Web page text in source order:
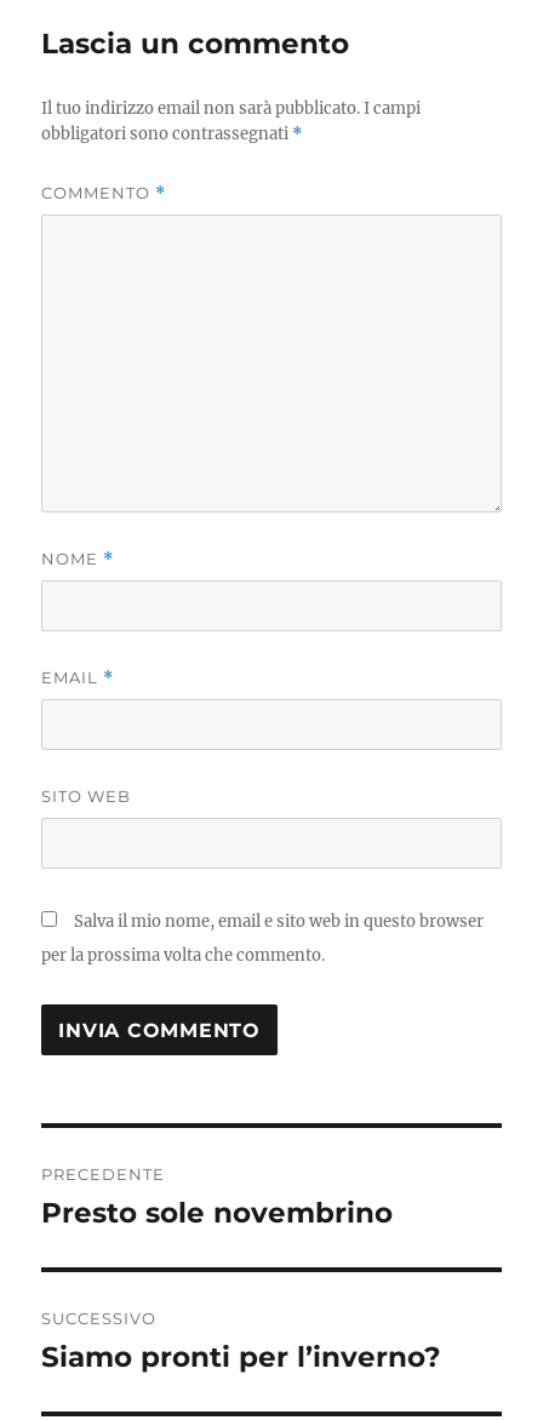
Lascia un commento
Il tuo indirizzo email non sarà pubblicato. I campi
obbligatori sono contrassegnati *
COMMENTO *
NOME *
EMAIL *
SITO WEB
Salva il mio nome, email e sito web in questo browser
per la prossima volta che commento.
articoli
PRECEDENTE
Articolo
Presto sole novembrino
SUCCESSIVO
Articolo
Siamo pronti per l’inverno?